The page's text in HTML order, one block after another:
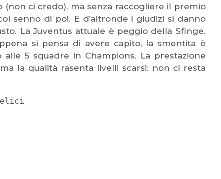
ci credo), ma senza raccogliere il premio
senno di poi. E d’altronde i giudizi si danno
La Juventus attuale è peggio della Sfinge.
si pensa di avere capito, la smentita è
5 squadre in Champions. La prestazione
la qualità rasenta livelli scarsi: non ci resta